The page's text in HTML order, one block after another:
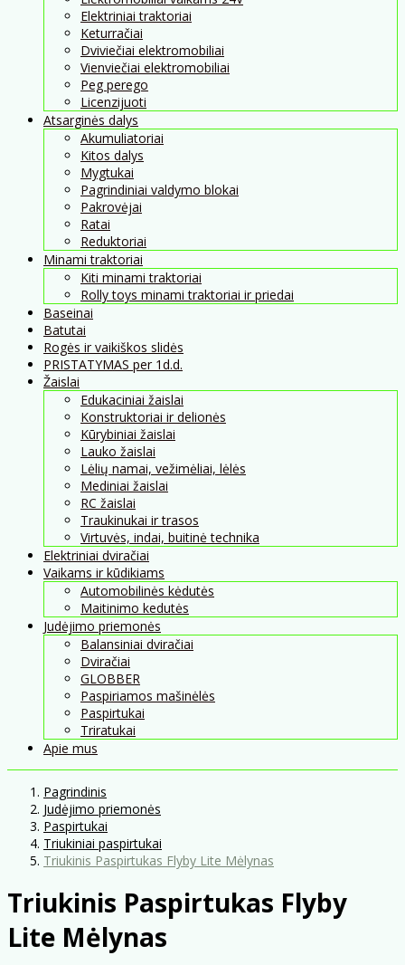
Elektriniai traktoriai
Keturračiai
Dviviečiai elektromobiliai
Vienviečiai elektromobiliai
Peg perego
Licenzijuoti
Atsarginės dalys
Akumuliatoriai
Kitos dalys
Mygtukai
Pagrindiniai valdymo blokai
Pakrovėjai
Ratai
Reduktoriai
Minami traktoriai
Kiti minami traktoriai
Rolly toys minami traktoriai ir priedai
Baseinai
Batutai
Rogės ir vaikiškos slidės
PRISTATYMAS per 1d.d.
Žaislai
Edukaciniai žaislai
Konstruktoriai ir delionės
Kūrybiniai žaislai
Lauko žaislai
Lėlių namai, vežimėliai, lėlės
Mediniai žaislai
RC žaislai
Traukinukai ir trasos
Virtuvės, indai, buitinė technika
Elektriniai dviračiai
Vaikams ir kūdikiams
Automobilinės kėdutės
Maitinimo kedutės
Judėjimo priemonės
Balansiniai dviračiai
Dviračiai
GLOBBER
Paspiriamos mašinėlės
Paspirtukai
Triratukai
Apie mus
Pagrindinis
Judėjimo priemonės
Paspirtukai
Triukiniai paspirtukai
Triukinis Paspirtukas Flyby Lite Mėlynas
Triukinis Paspirtukas Flyby
Lite Mėlynas